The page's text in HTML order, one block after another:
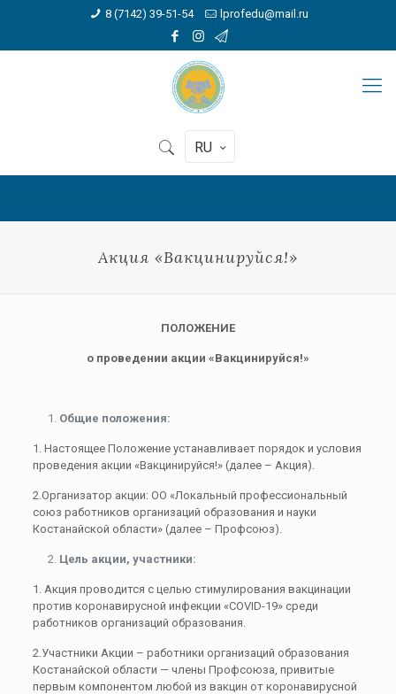
8 (7142) 39-51-54 lprofedu@mail.ru
RU
Акция «Вакцинируйся!»
ПОЛОЖЕНИЕ
о проведении акции «Вакцинируйся!»
Общие положения:
1. Настоящее Положение устанавливает порядок и условия
проведения акции «Вакцинируйся!» (далее – Акция).
2.Организатор акции: ОО «Локальный профессиональный
союз работников организаций образования и науки
Костанайской области» (далее – Профсоюз).
Цель акции, участники:
1. Акция проводится с целью стимулирования вакцинации
против коронавирусной инфекции «COVID-19» среди
работников организаций образования.
2.Участники Акции – работники организаций образования
Костанайской области — члены Профсоюза, привитые
первым компонентом любой из вакцин от коронавирусной